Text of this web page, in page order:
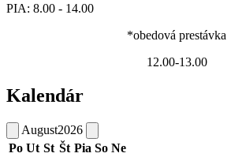
PIA: 8.00 - 14.00
*obedová prestávka
12.00-13.00
Kalendár
August2026
Po Ut St Št Pia So Ne